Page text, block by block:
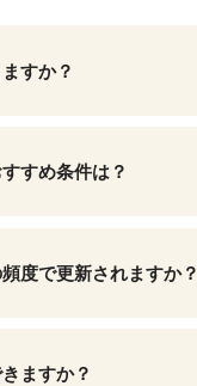
すか？
すめ条件は？
度で更新されますか？
ますか？
件